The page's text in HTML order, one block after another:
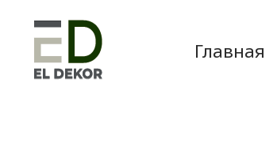
Главная